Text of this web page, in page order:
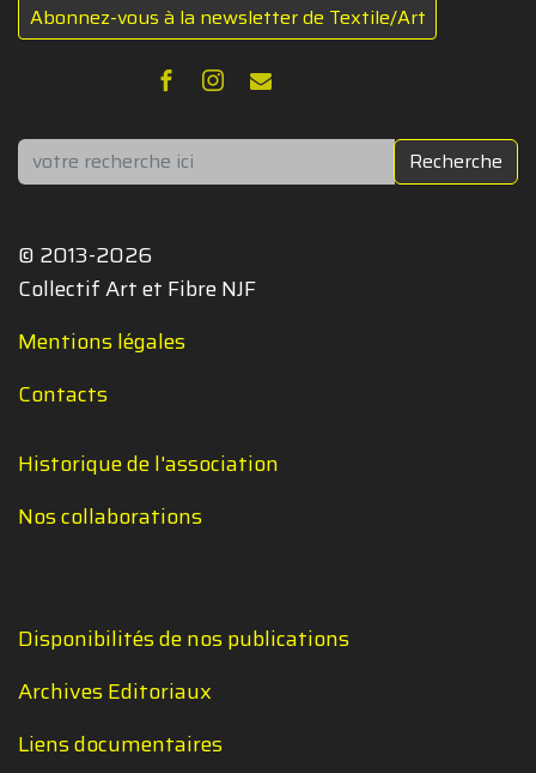
Abonnez-vous à la newsletter de Textile/Art
Rechercher Recherche
© 2013-2026
Collectif Art et Fibre NJF
Mentions légales
Contacts
Historique de l'association
Nos collaborations
Disponibilités de nos publications
Archives Editoriaux
Liens documentaires